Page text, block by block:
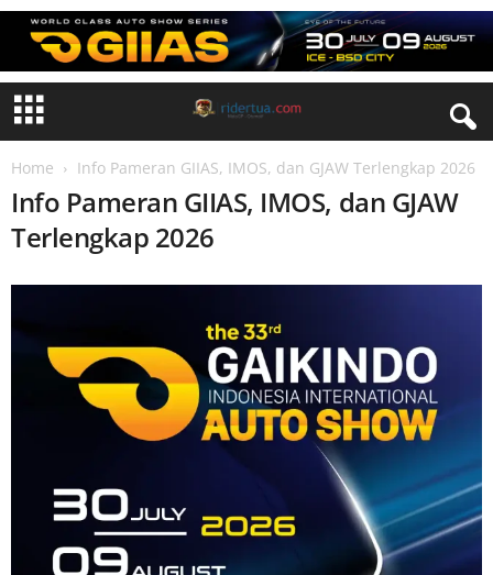
Home Info Pameran GIIAS, IMOS, dan GJAW Terlengkap 2026
Info Pameran GIIAS, IMOS, dan GJAW
Terlengkap 2026